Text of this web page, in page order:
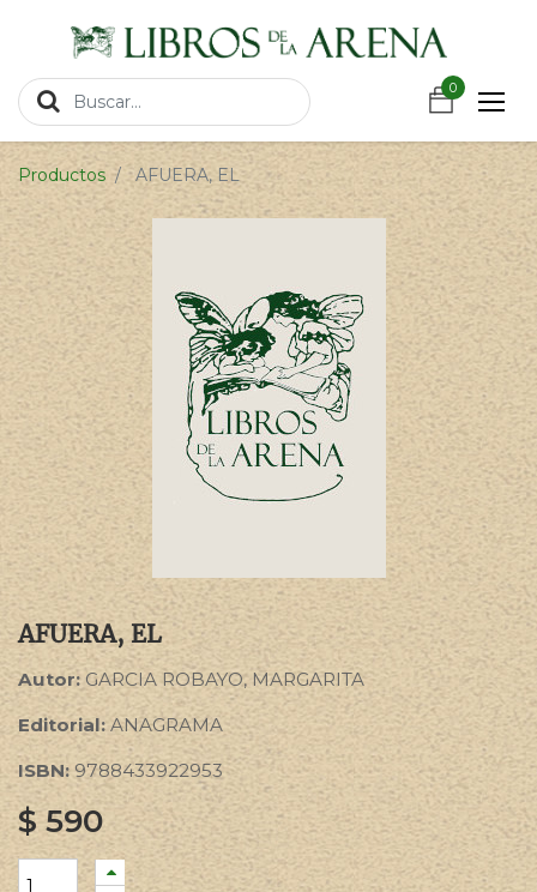
0
0
Productos AFUERA, EL
AFUERA, EL
Autor: GARCIA ROBAYO, MARGARITA
Editorial:ANAGRAMA
ISBN: 9788433922953
$590